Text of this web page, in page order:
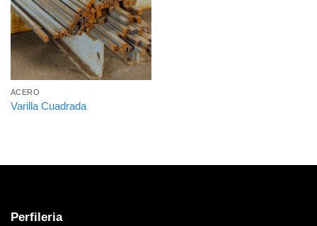
ACERO
Varilla Cuadrada
Perfileria